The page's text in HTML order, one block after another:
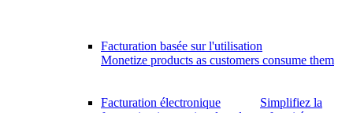
Facturation basée sur l'utilisation
Monetize products as customers consume them
Facturation électronique
Simplifiez la